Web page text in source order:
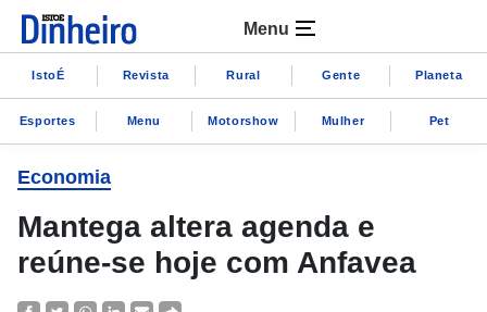
Menu
IstoÉ Revista Rural Gente Planeta
Esportes Menu Motorshow Mulher Pet
Economia
Mantega altera agenda e
reúne-se hoje com Anfavea